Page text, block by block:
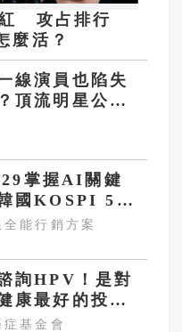
攻占排行
麼活？
線演員也陷失
頂流明星公開
掌握AI關鍵
國KOSPI 50
開募
全能行銷方案
詢HPV！是對
康最好的投
握現在不嫌
症基金會